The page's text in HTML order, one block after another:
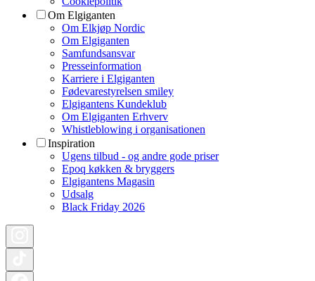
Om Elgiganten
Om Elkjøp Nordic
Om Elgiganten
Samfundsansvar
Presseinformation
Karriere i Elgiganten
Fødevarestyrelsen smiley
Elgigantens Kundeklub
Om Elgiganten Erhverv
Whistleblowing i organisationen
Inspiration
Ugens tilbud - og andre gode priser
Epoq køkken & bryggers
Elgigantens Magasin
Udsalg
Black Friday 2026